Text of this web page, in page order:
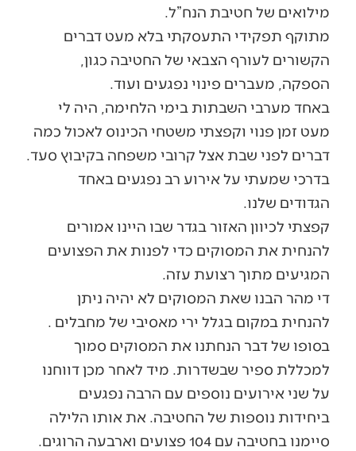
מילואים של חטיבת הנח”ל.
מתוקף תפקידי התעסקתי בלא מעט דברים
הקשורים לעורף הצבאי של החטיבה כגון,
הספקה, מעברים פינוי נפגעים ועוד.
באחד מערבי השבתות בימי הלחימה, היה לי
מעט זמן פנוי וקפצתי משטחי הכינוס לאכול כמה
דברים לפני שבת אצל קרובי משפחה בקיבוץ סעד.
בדרכי שמעתי על אירוע רב נפגעים באחד
הגדודים שלנו.
קפצתי לכיוון האזור בגדר שבו היינו אמורים
להנחית את המסוקים כדי לפנות את הפצועים
המגיעים מתוך רצועת עזה.
די מהר הבנו שאת המסוקים לא יהיה ניתן
להנחית במקום בגלל ירי מאסיבי של מחבלים .
בסופו של דבר הנחתנו את המסוקים סמוך
למכללת ספיר שבשדרות. מיד לאחר מכן דווחנו
על שני אירועים נוספים עם הרבה נפגעים
ביחידות נוספות של החטיבה. את אותו הלילה
סיימנו בחטיבה עם 104 פצועים וארבעה הרוגים.